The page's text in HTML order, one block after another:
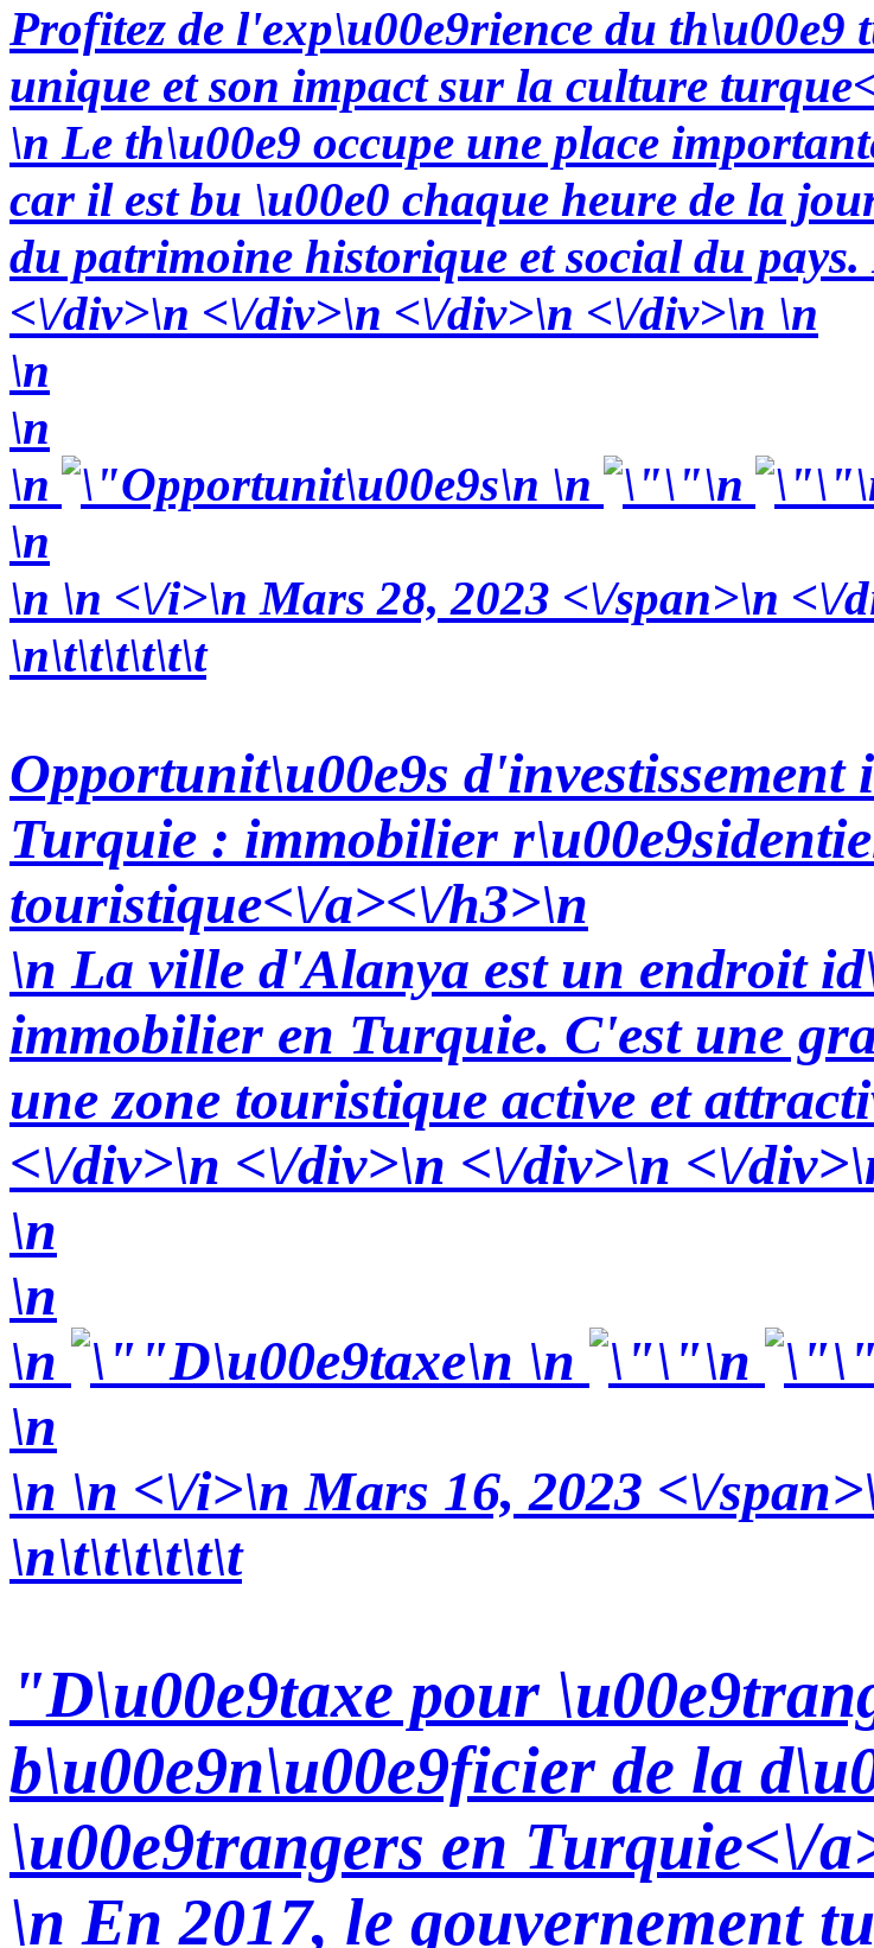
Profitez de l'exp\u00e9rience du th\u00e9
unique et son impact sur la culture
\n Le th\u00e9 occupe une place
car il est bu \u00e0 chaque heure de la
du patrimoine historique et social du
<\/div>\n <\/div>\n <\/div>\n <\/div>\n \n
\n
\n
\n
\n \n \n
\n
\n \n <\/i>\n Mars 28, 2023 <\/span>\n <\/
\n\t\t\t\t\t\t
Opportunit\u00e9s
Turquie : immobilier
touristique<\/a><\/h3>\n
\n La ville d'Alanya est un endroit
immobilier en Turquie. C'est une
une zone touristique active et
<\/div>\n <\/div>\n <\/div>\n <\/
\n
\n
\n
\n \n \n
\n
\n \n <\/i>\n Mars 16, 2023 <\/
\n\t\t\t\t\t\t
"D\u00e9taxe pour
b\u00e9n\u00e9ficier de la
\u00e9trangers en Turquie<\/
\n En 2017, le gouvernement